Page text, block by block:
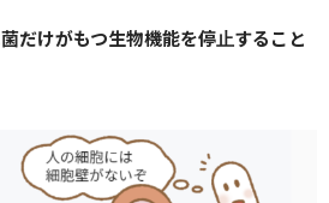
だけがもつ生物機能を停止すること